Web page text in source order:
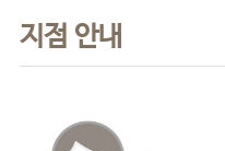
지점 안내